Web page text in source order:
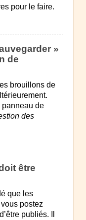
pour le faire.
»
de
brouillons de
panneau de
des
être
que les
postez
publiés. Il